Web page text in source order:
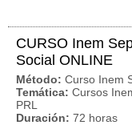
CURSO Inem
Social ONLINE
Método: Curso Inem
Temática: Cursos
PRL
Duración: 72 horas